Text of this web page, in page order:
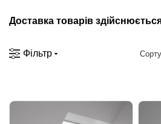
Доставка товарів
Фільтр